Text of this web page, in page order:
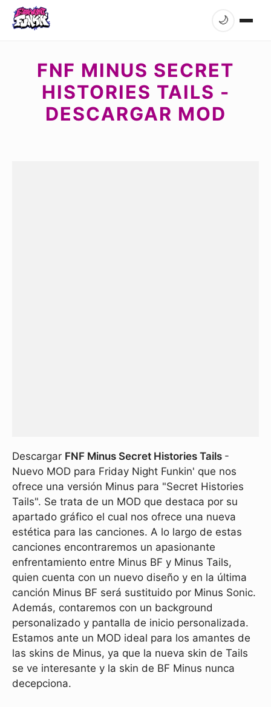
🌙
FNF MINUS SECRET
HISTORIES TAILS -
DESCARGAR MOD
Descargar FNF Minus Secret Histories Tails -
Nuevo MOD para Friday Night Funkin' que nos
ofrece una versión Minus para "Secret Histories
Tails". Se trata de un MOD que destaca por su
apartado gráfico el cual nos ofrece una nueva
estética para las canciones. A lo largo de estas
canciones encontraremos un apasionante
enfrentamiento entre Minus BF y Minus Tails,
quien cuenta con un nuevo diseño y en la última
canción Minus BF será sustituido por Minus Sonic.
Además, contaremos con un background
personalizado y pantalla de inicio personalizada.
Estamos ante un MOD ideal para los amantes de
las skins de Minus, ya que la nueva skin de Tails
se ve interesante y la skin de BF Minus nunca
decepciona.